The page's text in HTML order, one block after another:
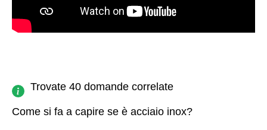
Trovate 40 domande correlate
Come si fa a capire se è acciaio inox?